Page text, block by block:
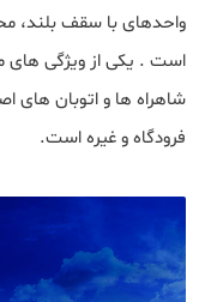
واحدهای با سقف بلند،
است . یکی از ویژگی های
شاهراه ها و اتوبان های
فرودگاه و غیره است.